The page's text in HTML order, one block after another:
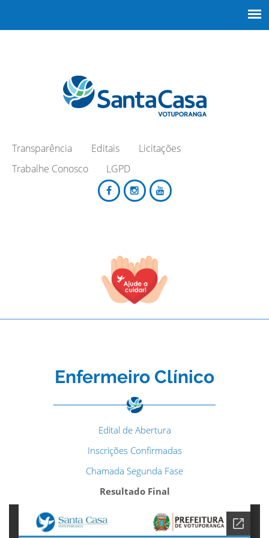
Transparência Editais
Licitações
Trabalhe Conosco
LGPD
TODOS OS CAMPOS SÃO OBRIGATÓRIOS.
Enfermeiro Clínico
Edital de Abertura
Inscrições Confirmadas
Chamada Segunda Fase
Resultado Final